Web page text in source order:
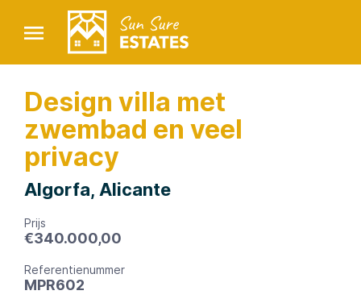
Design villa met
zwembad en veel
privacy
Algorfa, Alicante
Prijs
€340.000,00
Referentienummer
MPR602